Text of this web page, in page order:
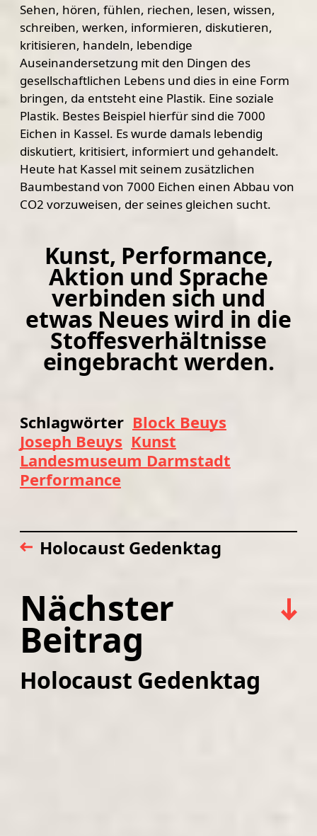
Sehen, hören, fühlen, riechen, lesen, wissen,
schreiben, werken, informieren, diskutieren,
kritisieren, handeln, lebendige
Auseinandersetzung mit den Dingen des
gesellschaftlichen Lebens und dies in eine Form
bringen, da entsteht eine Plastik. Eine soziale
Plastik. Bestes Beispiel hierfür sind die 7000
Eichen in Kassel. Es wurde damals lebendig
diskutiert, kritisiert, informiert und gehandelt.
Heute hat Kassel mit seinem zusätzlichen
Baumbestand von 7000 Eichen einen Abbau von
CO2 vorzuweisen, der seines gleichen sucht.
Kunst, Performance,
Aktion und Sprache
verbinden sich und
etwas Neues wird in die
Stoffesverhältnisse
eingebracht werden.
Schlagwörter Block Beuys
Joseph Beuys Kunst
Landesmuseum Darmstadt
Performance
Holocaust Gedenktag
Nächster
Beitrag
Holocaust Gedenktag